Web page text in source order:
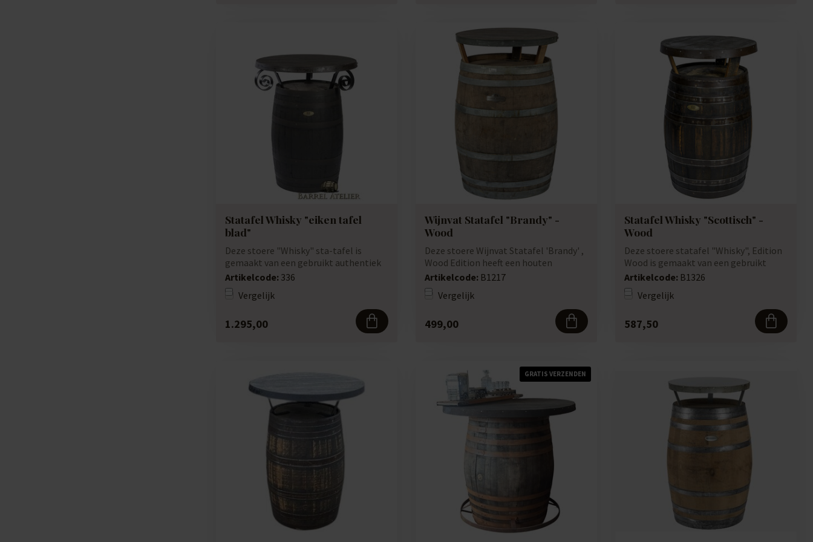
Statafel Whisky "eiken tafel
blad"
Deze stoere "Whisky" sta-tafel is
gemaakt van een gebruikt authentiek
190 liter ...
Artikelcode: 336
Vergelijk
1.295,00
Wijnvat Statafel "Brandy" -
Wood
Deze stoere Wijnvat Statafel 'Brandy' ,
Wood Edition heeft een houten
tafelblad....
Artikelcode: B1217
Vergelijk
499,00
Statafel Whisky "Scottisch" -
Wood
Deze stoere statafel "Whisky", Edition
Wood is gemaakt van een gebruikt
authenti...
Artikelcode: B1326
Vergelijk
587,50
GRATIS VERZENDEN